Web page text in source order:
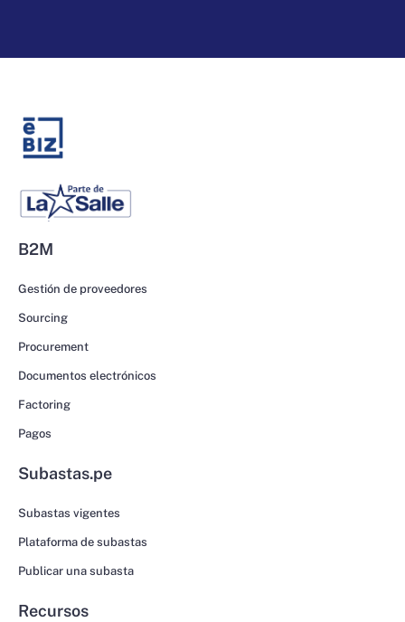
B2M
Gestión de proveedores
Sourcing
Procurement
Documentos electrónicos
Factoring
Pagos
Subastas.pe
Subastas vigentes
Plataforma de subastas
Publicar una subasta
Recursos